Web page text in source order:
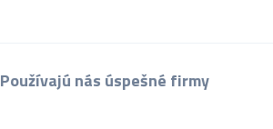
Používajú nás úspešné firmy